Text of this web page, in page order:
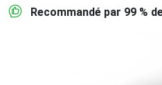
Recommandé par 99 %